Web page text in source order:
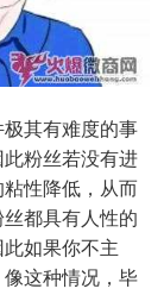
其有难度的事
粉丝若没有进
性降低，从而
都具有人性的
如果你不主
这种情况，毕